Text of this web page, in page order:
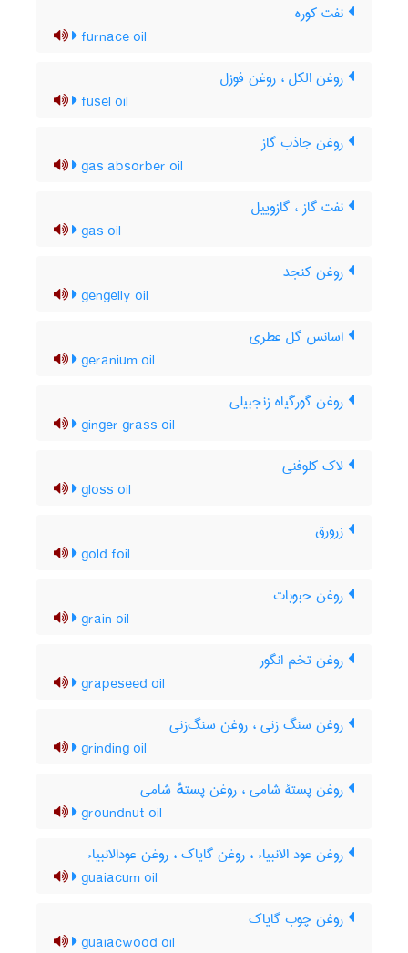
نفت کوره
furnace oil
روغن الکل ، روغن فوزل
fusel oil
روغن جاذب گاز
gas absorber oil
نفت گاز ، گازوییل
gas oil
روغن کنجد
gengelly oil
اسانس گل عطری
geranium oil
روغن گورگیاه زنجبیلی
ginger grass oil
لاک کلوفنی
gloss oil
زرورق
gold foil
روغن حبوبات
grain oil
روغن تخم انگور
grapeseed oil
روغن سنگ زنی ، روغن سنگ‌زنی
grinding oil
روغن پستۀ شامی ، روغن پستهٔ شامی
groundnut oil
روغن عود الانبیاء ، روغن گایاک ، روغن عودالانبیاء
guaiacum oil
روغن چوب گایاک
guaiacwood oil